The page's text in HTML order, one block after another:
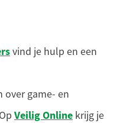
vind je hulp en een
over game- en
Veilig Online krijg je